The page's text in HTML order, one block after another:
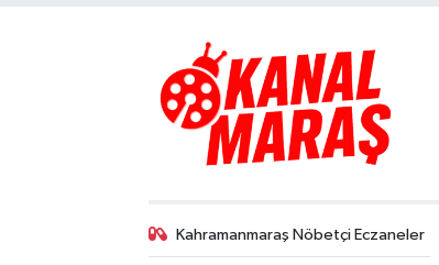
Kahramanmaraş Nöbetçi Eczaneler